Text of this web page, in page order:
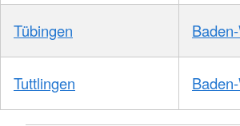
Tübingen
Tuttlingen